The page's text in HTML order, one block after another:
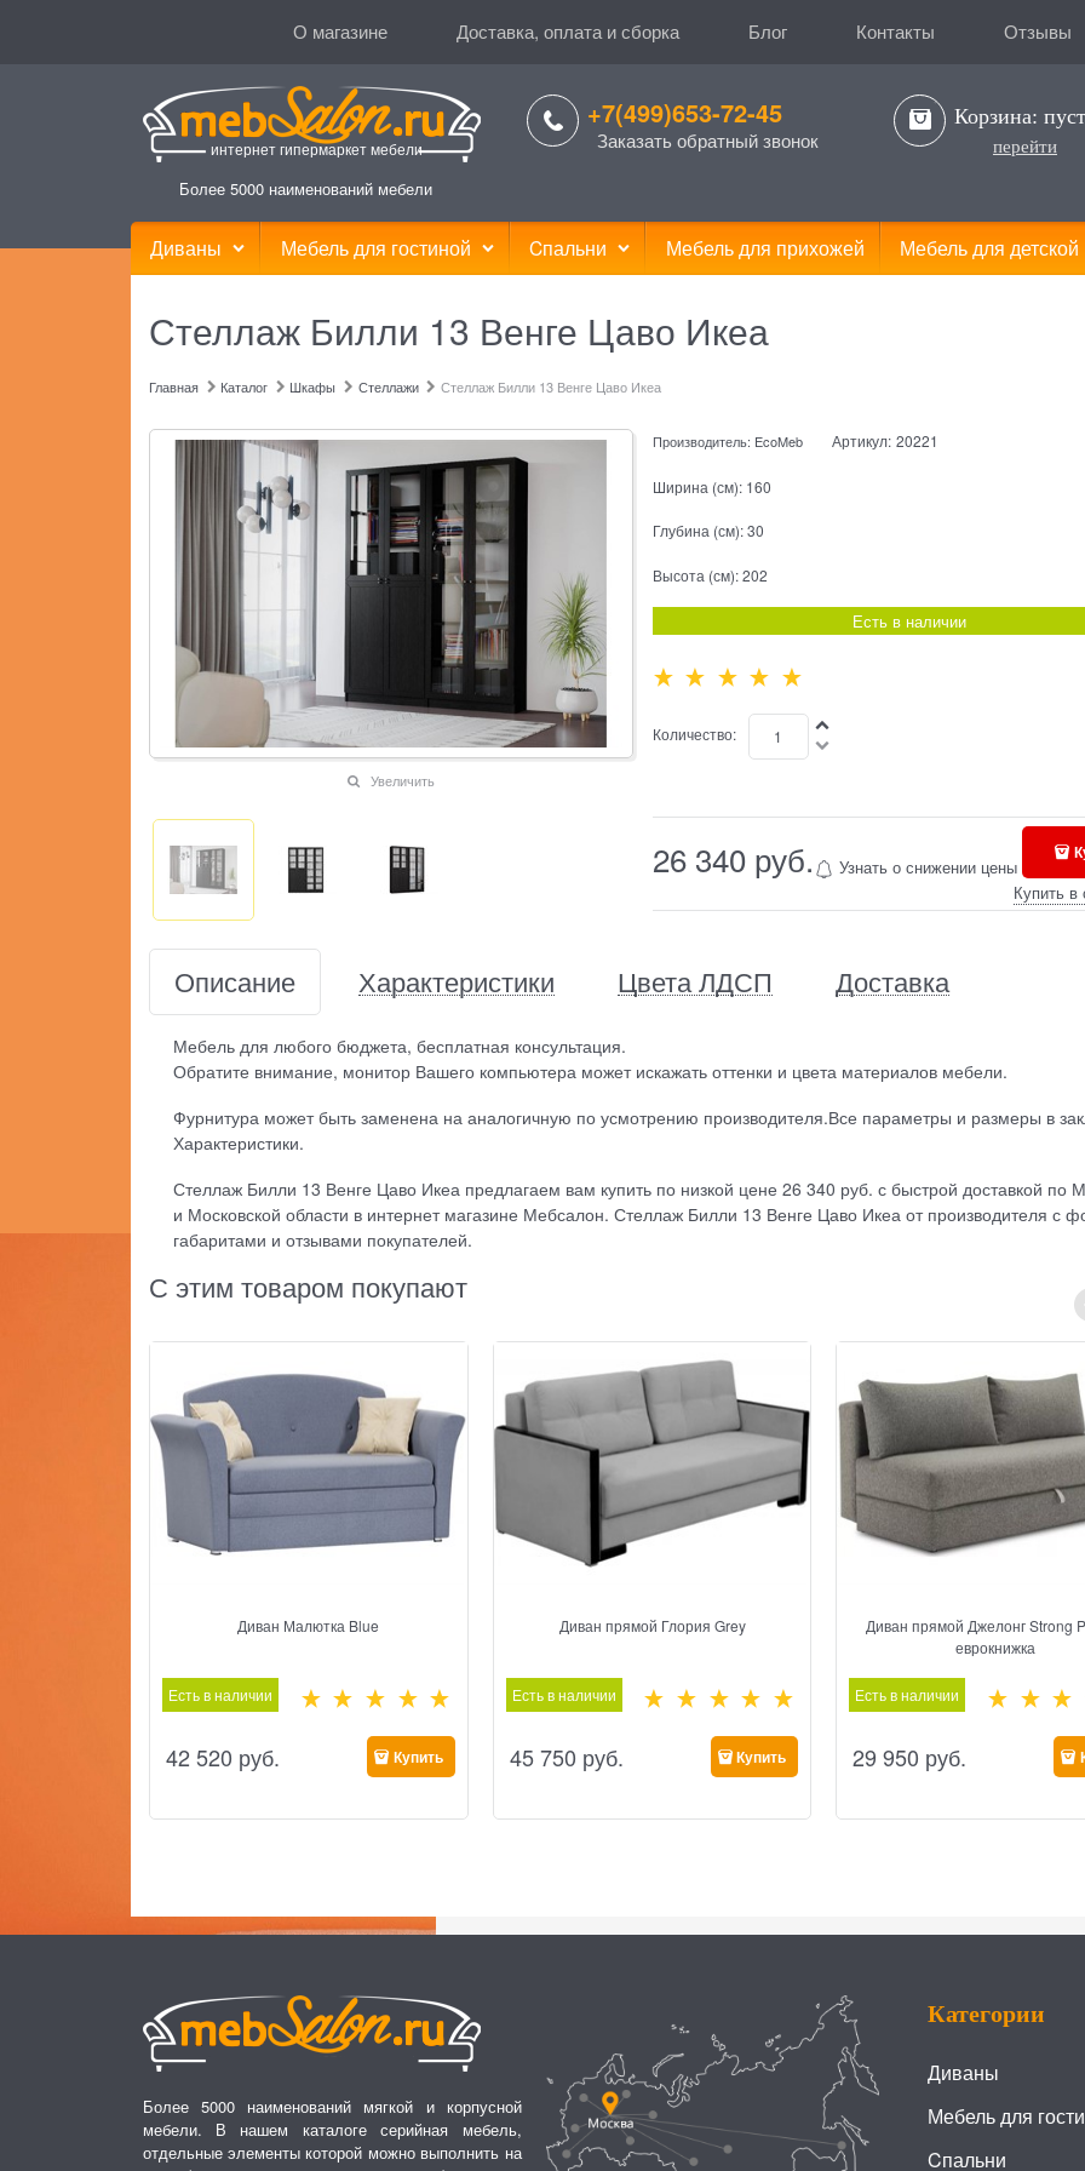
О магазине Доставка, оплата и сборка Блог Контакты Отзывы
интернет гипермаркет мебели
Более 5000 наименований мебели
+7(499)653-72-45
Заказать обратный звонок
Корзина:
перейти
Диваны Мебель для гостиной Cпальни Мебель для прихожей Мебель для детской
Стеллаж Билли 13 Венге Цаво Икеа
Главная Каталог Шкафы Стеллажи Стеллаж Билли 13 Венге Цаво Икеа
Увеличить
Производитель: EcoMeb Артикул: 20221
Ширина (см): 160
Глубина (см):30
Высота (см):202
Есть в наличии
Количество:
26 340 руб. Узнать о снижении цены
Купить в
Описание Характеристики Цвета ЛДСП Доставка
Мебель для любого бюджета, бесплатная консультация.
Обратите внимание, монитор Вашего компьютера может искажать оттенки и цвета материалов мебели.
Фурнитура может быть заменена на аналогичную по усмотрению производителя.Все параметры и размеры в
Характеристики.
Стеллаж Билли 13 Венге Цаво Икеа предлагаем вам купить по низкой цене 26 340 руб. с быстрой доставкой по
и Московской области в интернет магазине Мебсалон. Стеллаж Билли 13 Венге Цаво Икеа от производителя с
габаритами и отзывами покупателей.
С этим товаром покупают
Диван Малютка Blue
Есть в наличии
42 520 руб. Купить
Диван прямой Глория Grey
Есть в наличии
45 750 руб. Купить
Диван прямой Джелонг Strong
еврокнижка
Есть в наличии
29 950 руб.
Более 5000 наименований мягкой и корпусной
мебели. В нашем каталоге серийная мебель,
отдельные элементы которой можно выполнить на
Категории
Диваны
Мебель для
Cпальни